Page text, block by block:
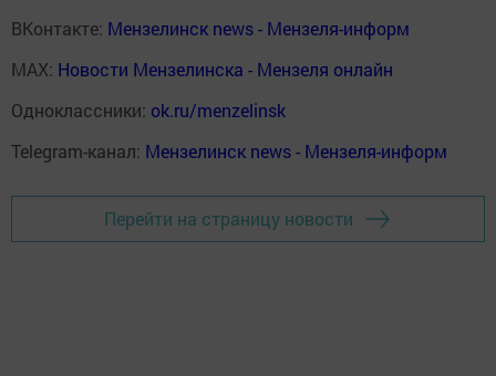
ВКонтакте: Мензелинск news - Мензеля-информ
MAX: Новости Мензелинска - Мензеля онлайн
Одноклассники: ok.ru/menzelinsk
Telegram-канал: Мензелинск news - Мензеля-информ
Перейти на страницу новости